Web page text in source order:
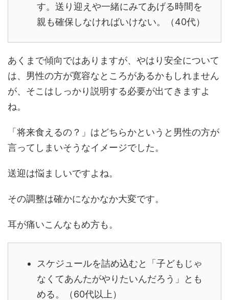
す。送り迎えや一緒にみてあげる時間を
親も確保しなければいけない。（40代）
あくまで傾向ではありますが、やはり安全について
は、男性の方が寛容なところがあるかもしれません
が、そこはしっかり説明する必要が出てきますよ
ね。
「将来食えるの？」はどちらかというと男性の方が
言ってしまいそうなイメージでした。
送迎は悩ましいですよね。
その調整は確かになかなか大変です。
耳が痛いこんなもめ方も。
スケジュールを詰め込むと「子どもじゃ
なくてあんたがやりたいんだろう」とも
める。
（60代以上）